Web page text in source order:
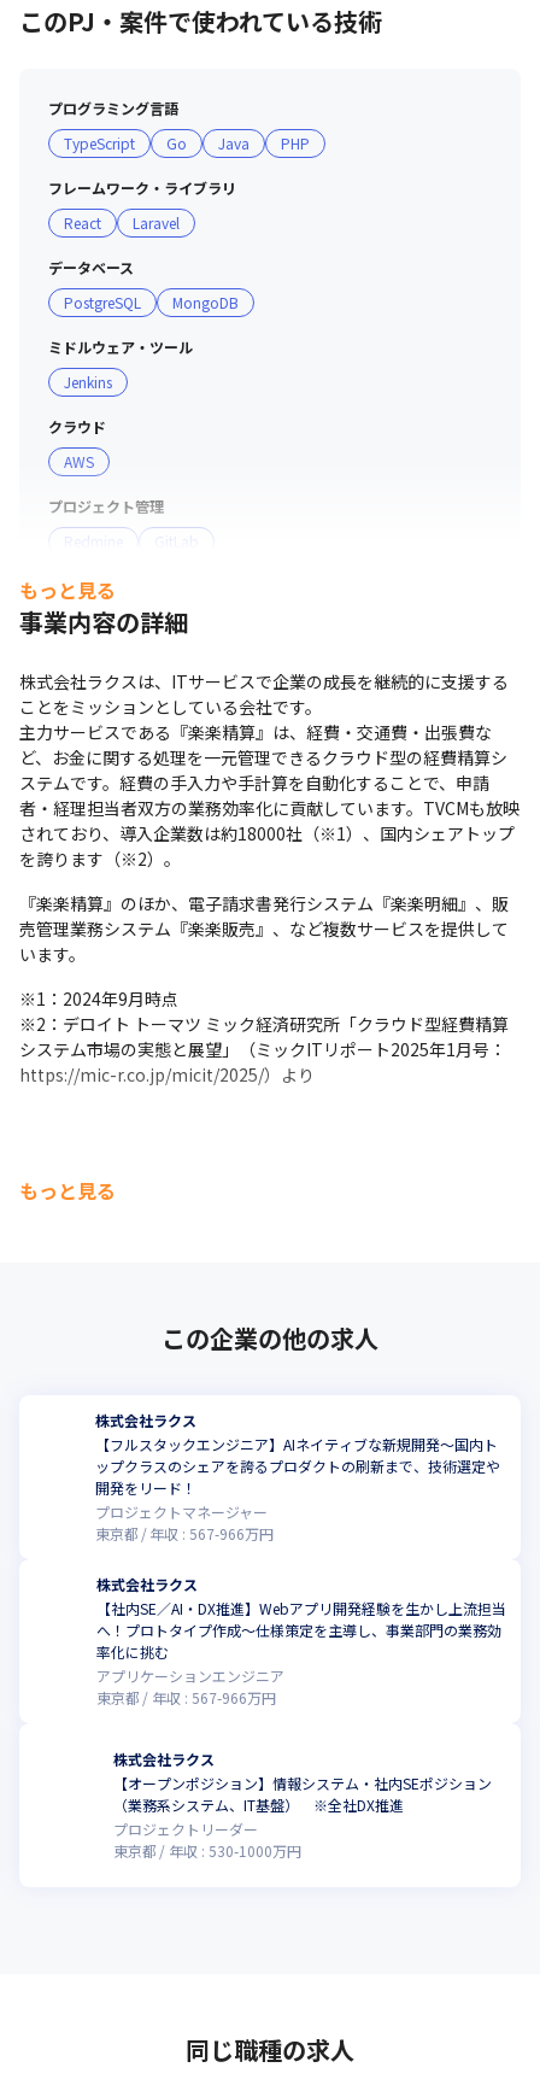
設計・開発する
手法の改善を重ねる。
・人材の育成により、より強い組織へ成長していく
このPJ・案件で使われている技術
プログラミング言語
TypeScript
Go Java PHP
フレームワーク・ライブラリ
React
Laravel
データベース
PostgreSQL
MongoDB
ミドルウェア・ツール
Jenkins
クラウド
AWS
プロジェクト管理
Redmine
GitLab
その他
Selenium
現場で選択可能（Windows/Mac）
もっと見る
事業内容の詳細
株式会社ラクスは、ITサービスで企業の成長を継続的に支援する
ことをミッションとしている会社です。
主力サービスである『楽楽精算』は、経費・交通費・出張費な
ど、お金に関する処理を一元管理できるクラウド型の経費精算シ
ステムです。経費の手入力や手計算を自動化することで、申請
者・経理担当者双方の業務効率化に貢献しています。TVCMも放映
されており、導入企業数は約18000社（※1）、国内シェアトップ
を誇ります（※2）。
『楽楽精算』のほか、電子請求書発行システム『楽楽明細』、販
売管理業務システム『楽楽販売』、など複数サービスを提供して
います。
※1：2024年9月時点
※2：デロイト トーマツ ミック経済研究所「クラウド型経費精算
システム市場の実態と展望」（ミックITリポート2025年1月号：
https://mic-r.co.jp/micit/2025/）より
もっと見る
この企業の他の求人
株式会社ラクス
【フルスタックエンジニア】AIネイティブな新規開発～国内ト
ップクラスのシェアを誇るプロダクトの刷新まで、技術選定や
開発をリード！
プロジェクトマネージャー
東京都
年収 :567-966万円
株式会社ラクス
【社内SE／AI・DX推進】Webアプリ開発経験を生かし上流担当
へ！プロトタイプ作成〜仕様策定を主導し、事業部門の業務効
率化に挑む
アプリケーションエンジニア
東京都
年収 : 567-966万円
株式会社ラクス
【オープンポジション】情報システム・社内SEポジション
（業務系システム、IT基盤） ※全社DX推進
プロジェクトリーダー
東京都
年収 : 530-1000万円
同じ職種の求人